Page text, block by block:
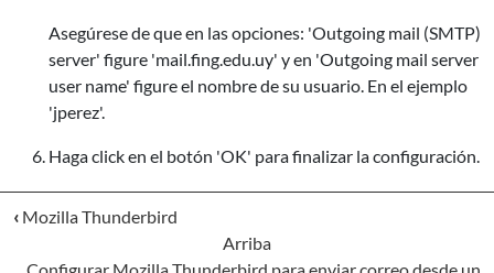
Asegúrese de que en las opciones: 'Outgoing mail (SMTP)
server' figure 'mail.fing.edu.uy' y en 'Outgoing mail server
user name' figure el nombre de su usuario. En el ejemplo
'jperez'.
Haga click en el botón 'OK' para finalizar la configuración.
‹ Mozilla Thunderbird
Arriba